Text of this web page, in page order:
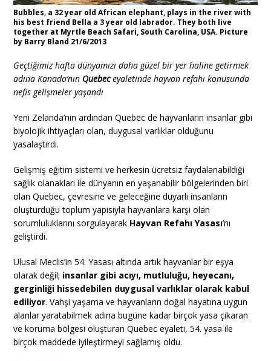
Bubbles, a 32 year old African elephant, plays in the river with
his best friend Bella a 3 year old labrador. They both live
together at Myrtle Beach Safari, South Carolina, USA. Picture
by Barry Bland 21/6/2013
Geçtiğimiz hafta dünyamızı daha güzel bir yer haline getirmek
adına Kanada’nın Quebeceyaletinde hayvan refahı konusunda
nefis gelişmeler yaşandı
Yeni Zelanda’nın ardından Quebec de hayvanların insanlar gibi
biyolojik ihtiyaçları olan, duygusal varlıklar olduğunu
yasalaştırdı.
Gelişmiş eğitim sistemi ve herkesin ücretsiz faydalanabildiği
sağlık olanakları ile dünyanın en yaşanabilir bölgelerinden biri
olan Quebec, çevresine ve geleceğine duyarlı insanların
oluşturduğu toplum yapısıyla hayvanlara karşı olan
sorumluluklarını sorgulayarak Hayvan Refahı Yasası’nı
geliştirdi.
Ulusal Meclis’in 54. Yasası altında artık hayvanlar bir eşya
olarak değil; insanlar gibi acıyı, mutluluğu, heyecanı,
gerginliği hissedebilen duygusal varlıklar olarak kabul
ediliyor. Vahşi yaşama ve hayvanların doğal hayatına uygun
alanlar yaratabilmek adına bugüne kadar birçok yasa çıkaran
ve koruma bölgesi oluşturan Quebec eyaleti, 54. yasa ile
birçok maddede iyileştirmeyi sağlamış oldu.